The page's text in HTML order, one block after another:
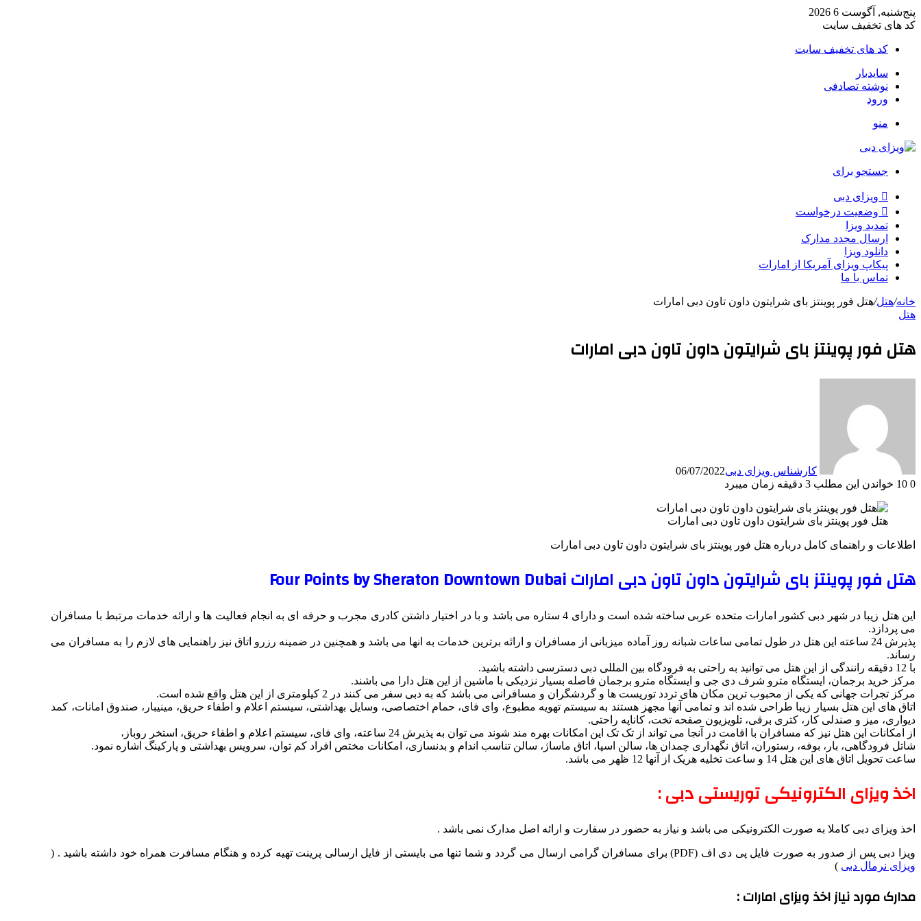
پنج‌شنبه, آگوست 6 2026
کد های تخفیف سایت
کد های تخفیف سایت
سایدبار
نوشته تصادفی
ورود
منو
جستجو برای
ویزای دبی
وضعیت درخواست
تمدید ویزا
ارسال مجدد مدارک
دانلود ویزا
پیکاپ ویزای آمریکا از امارات
تماس با ما
خانه/هتل/هتل فور پوینتز بای شرایتون داون تاون دبی امارات
هتل
هتل فور پوینتز بای شرایتون داون تاون دبی امارات
کارشناس ویزای دبی06/07/2022
0
خواندن این مطلب 3 دقیقه زمان میبرد
هتل فور پوینتز بای شرایتون داون تاون دبی امارات
اطلاعات و راهنمای کامل درباره هتل فور پوینتز بای شرایتون داون تاون دبی امارات
هتل فور پوینتز بای شرایتون داون تاون دبی امارات Four Points by Sheraton Downtown Dubai
این هتل زیبا در شهر دبی کشور امارات متحده عربی ساخته شده است و دارای 4 ستاره می باشد و با در اختیار داشتن کادری مجرب و حرفه ای به انجام فعالیت ها و ارائه خدمات مرتبط با مسافران
می پردازد.
پذیرش 24 ساعته این هتل در طول تمامی ساعات شبانه روز آماده میزبانی از مسافران و ارائه برترین خدمات به انها می باشد و همچنین در ضمینه رزرو اتاق نیز راهنمایی های لازم را به مسافران می
رساند.
با 12 دقیقه رانندگی از این هتل می توانید به راحتی به فرودگاه بین المللی دبی دسترسی داشته باشید.
مرکز خرید برجمان، ایستگاه مترو شرف دی جی و ایستگاه مترو برجمان فاصله بسیار نزدیکی با ماشین از این هتل دارا می باشند.
مرکز تجرات جهانی که یکی از محبوب ترین مکان های تردد توریست ها و گردشگران و مسافرانی می باشد که به دبی سفر می کنند در 2 کیلومتری از این هتل واقع شده است.
اتاق های این هتل بسیار زیبا طراحی شده اند و تمامی آنها مجهز هستند به سیستم تهویه مطبوع، وای فای، حمام اختصاصی، وسایل بهداشتی، سیستم اعلام و اطفاء حریق، مینیبار، صندوق امانات، کمد
دیواری، میز و صندلی کار، کتری برقی، تلویزیون صفحه تخت، کاناپه راحتی.
از امکانات این هتل نیز که مسافران با اقامت در آنجا می تواند از تک تک این امکانات بهره مند شوند می توان به پذیرش 24 ساعته، وای فای، سیستم اعلام و اطفاء حریق، استخر روباز،
شاتل فرودگاهی، بار، بوفه، رستوران، اتاق نگهداری چمدان ها، سالن اسپا، اتاق ماساژ، سالن تناسب اندام و بدنسازی، امکانات مختص افراد کم توان، سرویس بهداشتی و پارکینگ اشاره نمود.
ساعت تحویل اتاق های این هتل 14 و ساعت تخلیه هریک از آنها 12 ظهر می باشد.
اخذ ویزای الکترونیکی توریستی دبی :
اخذ ویزای دبی کاملا به صورت الکترونیکی می باشد و نیاز به حضور در سفارت و ارائه اصل مدارک نمی باشد .
ویزا دبی پس از صدور به صورت فایل پی دی اف (PDF) برای مسافران گرامی ارسال می گردد و شما تنها می بایستی از فایل ارسالی پرینت تهیه کرده و هنگام مسافرت همراه خود داشته باشید . (
ویزای نرمال دبی )
مدارک مورد نیاز اخذ ویزای امارات :